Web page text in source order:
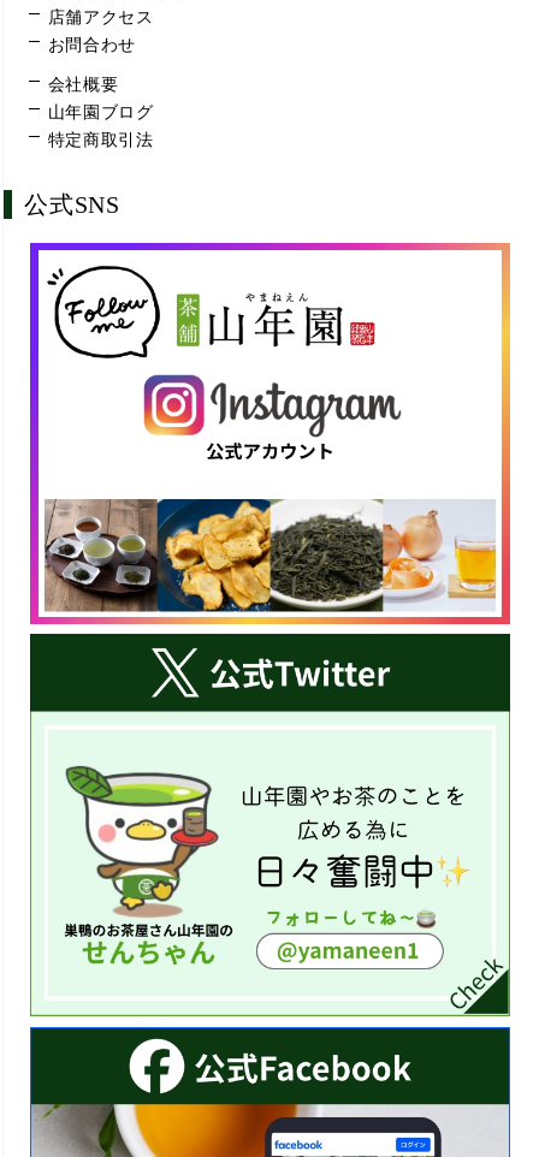
店舗アクセス
お問合わせ
会社概要
山年園ブログ
特定商取引法
公式SNS